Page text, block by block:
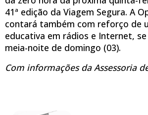
41ª edição da Viagem Segura. A
contará também com reforço de
educativa em rádios e Internet,
meia-noite de domingo (03).
Com informações da Assessoria